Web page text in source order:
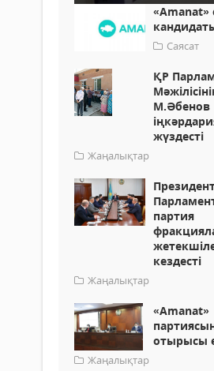
«Аmanat»
Саясат
ҚР
М.Әбенов
жүздесті
Жаңалықтар
партия
кездесті
Жаңалықтар
«Аmanat»
отырысы
Жаңалықтар